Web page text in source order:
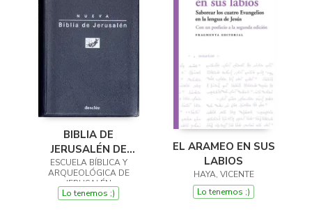
BIBLIA DE
JERUSALÉN DE
BOLSILLO 5ª
EDICIÓN - MODELO 0
ESCUELA BÍBLICA Y
ARQUEOLÓGICA DE
JERUSALÉN
Lo tenemos ;)
EL ARAMEO EN SUS
LABIOS
HAYA, VICENTE
Lo tenemos ;)